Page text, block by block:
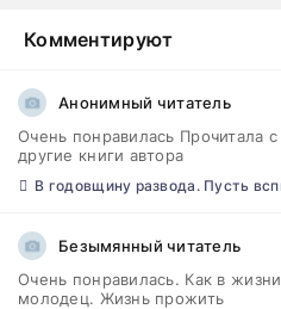
Комментируют
Анонимный читатель
Очень понравилась Прочитала
другие книги автора
В годовщину развода. Пусть
Безымянный читатель
Очень понравилась. Как в
молодец. Жизнь прожить